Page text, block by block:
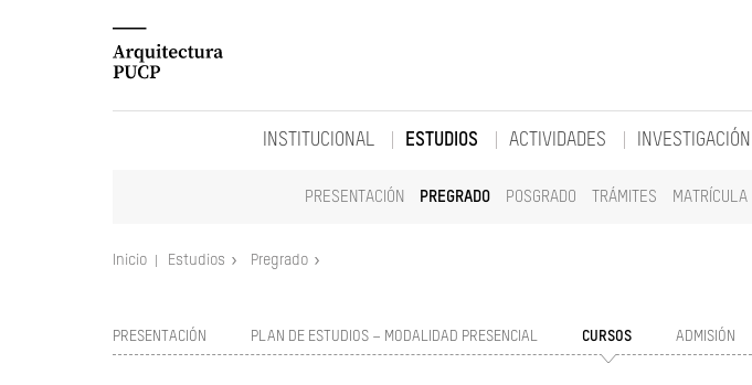
INSTITUCIONAL ESTUDIOS
PRESENTACIÓN PREGRADO POSGRADO TRÁMITES MATRÍCULA
ACTIVIDADES INVESTIGACIÓN
Inicio Estudios Pregrado
PRESENTACIÓN PLAN DE ESTUDIOS – MODALIDAD PRESENCIAL CURSOS ADMISIÓN